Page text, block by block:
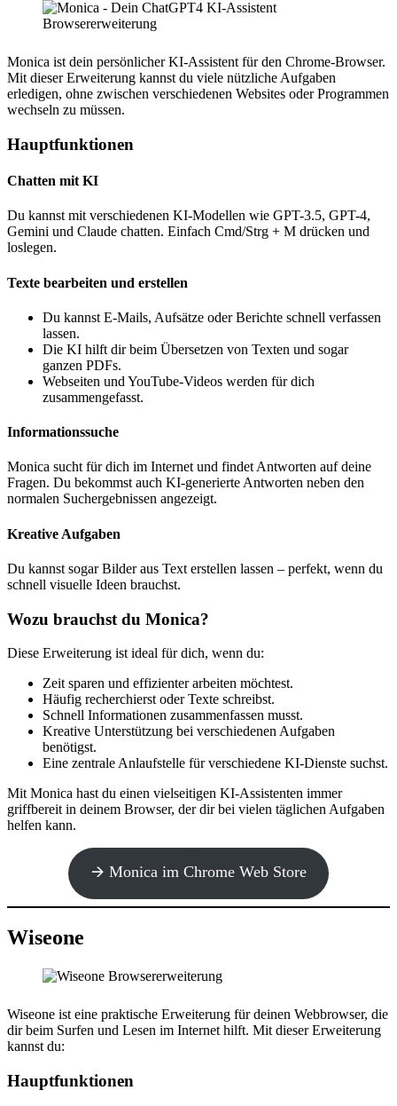
Monica ist dein persönlicher KI-Assistent für den Chrome-Browser.
Mit dieser Erweiterung kannst du viele nützliche Aufgaben
erledigen, ohne zwischen verschiedenen Websites oder Programmen
wechseln zu müssen.
Hauptfunktionen
Chatten mit KI
Du kannst mit verschiedenen KI-Modellen wie GPT-3.5, GPT-4,
Gemini und Claude chatten. Einfach Cmd/Strg + M drücken und
loslegen.
Texte bearbeiten und erstellen
Du kannst E-Mails, Aufsätze oder Berichte schnell verfassen
lassen.
Die KI hilft dir beim Übersetzen von Texten und sogar
ganzen PDFs.
Webseiten und YouTube-Videos werden für dich
zusammengefasst.
Informationssuche
Monica sucht für dich im Internet und findet Antworten auf deine
Fragen. Du bekommst auch KI-generierte Antworten neben den
normalen Suchergebnissen angezeigt.
Kreative Aufgaben
Du kannst sogar Bilder aus Text erstellen lassen – perfekt, wenn du
schnell visuelle Ideen brauchst.
Wozu brauchst du Monica?
Diese Erweiterung ist ideal für dich, wenn du:
Zeit sparen und effizienter arbeiten möchtest.
Häufig recherchierst oder Texte schreibst.
Schnell Informationen zusammenfassen musst.
Kreative Unterstützung bei verschiedenen Aufgaben
benötigst.
Eine zentrale Anlaufstelle für verschiedene KI-Dienste suchst.
Mit Monica hast du einen vielseitigen KI-Assistenten immer
griffbereit in deinem Browser, der dir bei vielen täglichen Aufgaben
helfen kann.
🡪 Monica im Chrome Web Store
Wiseone
Wiseone ist eine praktische Erweiterung für deinen Webbrowser, die
dir beim Surfen und Lesen im Internet hilft. Mit dieser Erweiterung
kannst du:
Hauptfunktionen